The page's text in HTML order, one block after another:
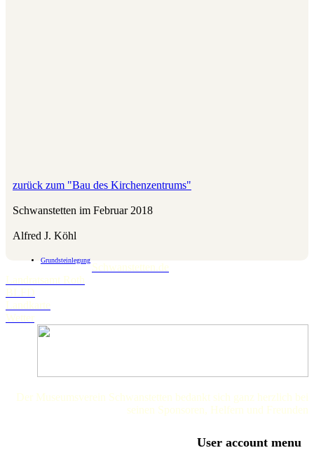
zurück zum "Bau des Kirchenzentrums"
Schwanstetten im Februar 2018
Alfred J. Köhl
Grundsteinlegung
Schwanstetten.de
Landratsamt Roth
BLFD
Landkarte
Wetter
Der Museumsverein Schwanstetten bedankt sich ganz herzlich bei
seinen Sponsoren, Helfern und Freunden
User account menu